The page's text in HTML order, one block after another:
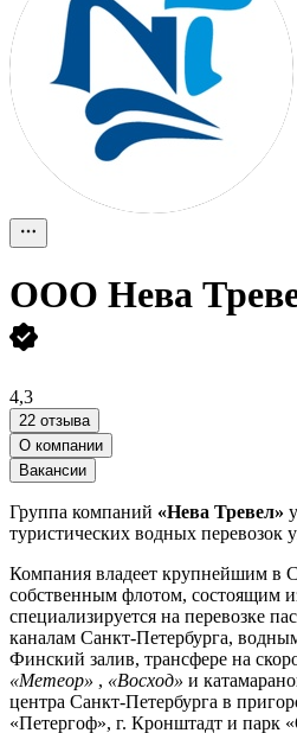
ООО Нева
4,3
22 отзыва
О компании
Вакансии
Группа компаний «Нева Тревел»
туристических водных перевозок
Компания владеет крупнейшим в
собственным флотом, состоящим
специализируется на перевозке
каналам Санкт-Петербурга,
Финский залив, трансфере на
«Метеор» , «Восход» и
центра Санкт-Петербурга в
«Петергоф», г. Кронштадт и парк